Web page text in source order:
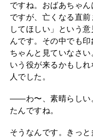
ですね。おばあちゃ
ですが、亡くなる直
してほしい」という
んです。その中でも
ちゃんと見ていなさ
いう役が来るかもし
人でした。
――わ〜、素晴らしい
たんですね。
そうなんです。きっ